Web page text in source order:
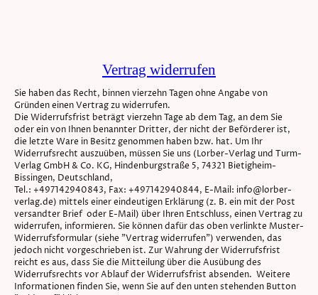
Vertrag widerrufen
Sie haben das Recht, binnen vierzehn Tagen ohne Angabe von
Gründen einen Vertrag zu widerrufen.
Die Widerrufsfrist beträgt vierzehn Tage ab dem Tag, an dem Sie
oder ein von Ihnen benannter Dritter, der nicht der Beförderer ist,
die letzte Ware in Besitz genommen haben bzw. hat. Um Ihr
Widerrufsrecht auszuüben, müssen Sie uns (Lorber-Verlag und Turm-
Verlag GmbH & Co. KG, Hindenburgstraße 5, 74321 Bietigheim-
Bissingen, Deutschland,
Tel.: +497142940843, Fax: +497142940844, E-Mail: info@lorber-
verlag.de) mittels einer eindeutigen Erklärung (z. B. ein mit der Post
versandter Brief oder E-Mail) über Ihren Entschluss, einen Vertrag zu
widerrufen, informieren. Sie können dafür das oben verlinkte Muster-
Widerrufsformular (siehe "Vertrag widerrufen") verwenden, das
jedoch nicht vorgeschrieben ist. Zur Wahrung der Widerrufsfrist
reicht es aus, dass Sie die Mitteilung über die Ausübung des
Widerrufsrechts vor Ablauf der Widerrufsfrist absenden. Weitere
Informationen finden Sie, wenn Sie auf den unten stehenden Button